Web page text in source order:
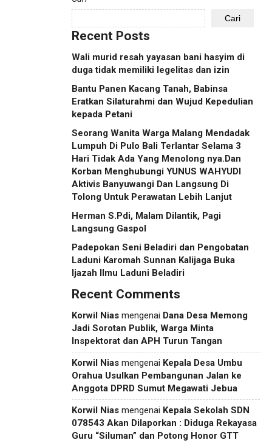
Cari
Recent Posts
Wali murid resah yayasan bani hasyim di
duga tidak memiliki legelitas dan izin
Bantu Panen Kacang Tanah, Babinsa
Eratkan Silaturahmi dan Wujud Kepedulian
kepada Petani
Seorang Wanita Warga Malang Mendadak
Lumpuh Di Pulo Bali Terlantar Selama 3
Hari Tidak Ada Yang Menolong nya.Dan
Korban Menghubungi YUNUS WAHYUDI
Aktivis Banyuwangi Dan Langsung Di
Tolong Untuk Perawatan Lebih Lanjut
Herman S.Pdi, Malam Dilantik, Pagi
Langsung Gaspol
Padepokan Seni Beladiri dan Pengobatan
Laduni Karomah Sunnan Kalijaga Buka
Ijazah Ilmu Laduni Beladiri
Recent Comments
Korwil Nias mengenai Dana Desa Memong
Jadi Sorotan Publik, Warga Minta
Inspektorat dan APH Turun Tangan
Korwil Nias mengenai Kepala Desa Umbu
Orahua Usulkan Pembangunan Jalan ke
Anggota DPRD Sumut Megawati Jebua
Korwil Nias mengenai Kepala Sekolah SDN
078543 Akan Dilaporkan : Diduga Rekayasa
Guru “Siluman” dan Potong Honor GTT